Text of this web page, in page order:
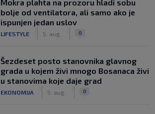
Mokra plahta na prozoru hladi sobu
bolje od ventilatora, ali samo ako je
ispunjen jedan uslov
LIFESTYLE 5. aug. 0
Šezdeset posto stanovnika glavnog
grada u kojem živi mnogo Bosanaca živi
u stanovima koje daje grad
EKONOMIJA 5. aug. 0